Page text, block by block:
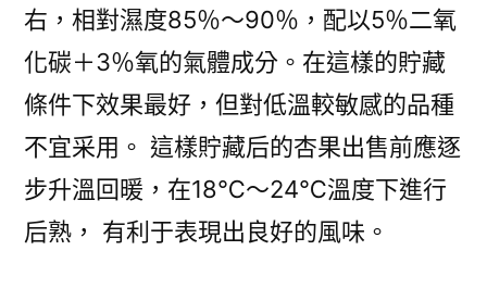
右，相對濕度85％～90％，配以5％二氧
化碳＋3％氧的氣體成分。在這樣的貯藏
條件下效果最好，但對低溫較敏感的品種
不宜采用。 這樣貯藏后的杏果出售前應逐
步升溫回暖，在18℃～24℃溫度下進行
后熟， 有利于表現出良好的風味。